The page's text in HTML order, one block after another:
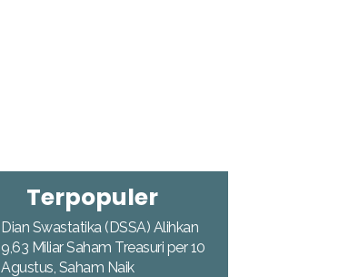
Terpopuler
Dian Swastatika (DSSA) Alihkan
9,63 Miliar Saham Treasuri per 10
Agustus, Saham Naik